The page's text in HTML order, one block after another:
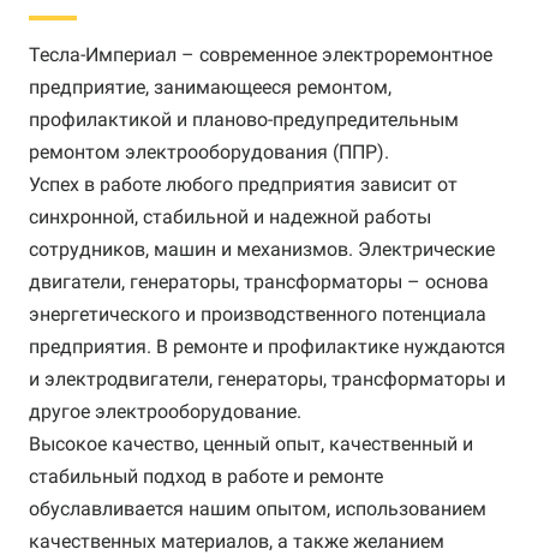
Тесла-Империал – современное электроремонтное
предприятие, занимающееся ремонтом,
профилактикой и планово-предупредительным
ремонтом электрооборудования (ППР).
Успех в работе любого предприятия зависит от
синхронной, стабильной и надежной работы
сотрудников, машин и механизмов. Электрические
двигатели, генераторы, трансформаторы – основа
энергетического и производственного потенциала
предприятия. В ремонте и профилактике нуждаются
и электродвигатели, генераторы, трансформаторы и
другое электрооборудование.
Высокое качество, ценный опыт, качественный и
стабильный подход в работе и ремонте
обуславливается нашим опытом, использованием
качественных материалов, а также желанием